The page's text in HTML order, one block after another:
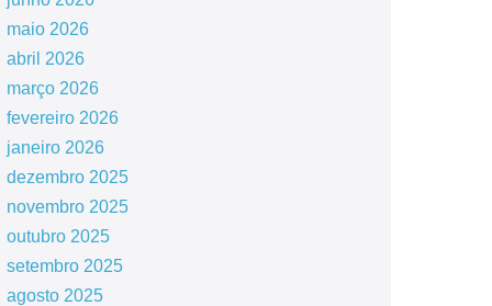
maio 2026
abril 2026
março 2026
fevereiro 2026
janeiro 2026
dezembro 2025
novembro 2025
outubro 2025
setembro 2025
agosto 2025